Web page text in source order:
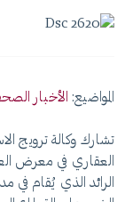
المواضيع: الأخبار
تشارك وكالة ترويج
الرائد الذي يُقام في